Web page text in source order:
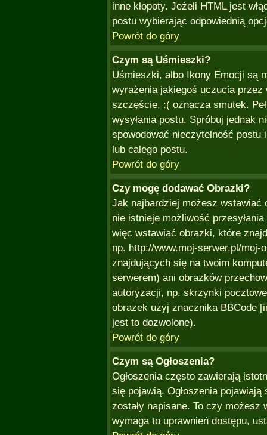
inne kłopoty. Jeżeli HTML jest
postu wybierając odpowiednią
Powrót do góry
Czym są Uśmieszki?
Uśmieszki, albo Ikony Emocji są
wyrażenia jakiegoś uczucia
szczęście, :( oznacza smutek.
wysyłania postu. Spróbuj jednak
spowodować nieczytelność postu
lub całego postu.
Powrót do góry
Czy mogę dodawać Obrazki?
Jak najbardziej możesz wstawiać
nie istnieje możliwość
więc wstawiać obrazki, które
np. http://www.moj-serwer.pl/
znajdujących się na twoim
serwerem) ani obrazków
autoryzacji, np. skrzynki
obrazek użyj znacznika BBCode
jest to dozwolone).
Powrót do góry
Czym są Ogłoszenia?
Ogłoszenia często zawierają
się pojawią. Ogłoszenia
zostały napisane. To czy możesz
wymaga to uprawnień dostępu,